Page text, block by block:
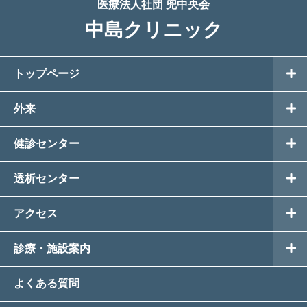
医療法人社団 兜中央会
中島クリニック
トップページ
外来
健診センター
透析センター
アクセス
診療・施設案内
よくある質問